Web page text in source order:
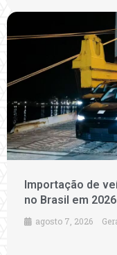
Importação de
no Brasil em 2026
agosto 7, 2026